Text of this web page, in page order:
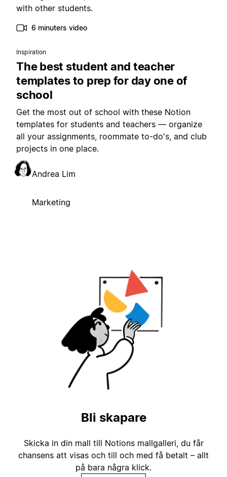
with other students.
6 minuters video
Inspiration
The best student and teacher
templates to prep for day one of
school
Get the most out of school with these Notion
templates for students and teachers — organize
all your assignments, roommate to-do's, and club
projects in one place.
Andrea Lim
Marketing
Bli skapare
Skicka in din mall till Notions mallgalleri, du får
chansens att visas och till och med få betalt – allt
på bara några klick.